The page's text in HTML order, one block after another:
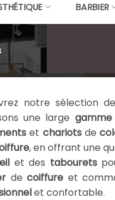
BARBIER
notre sélection
une large gamme
et chariotsde
, en offrant une
et des tabourets
decoiffure et
et confortable.